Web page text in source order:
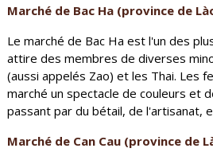
Marché de Bac Ha (province de
Le marché de Bac Ha est l'un des
attire des membres de diverses
(aussi appelés Zao) et les Thai. Les
marché un spectacle de couleurs et
passant par du bétail, de l'artisanat,
Marché de Can Cau (province de